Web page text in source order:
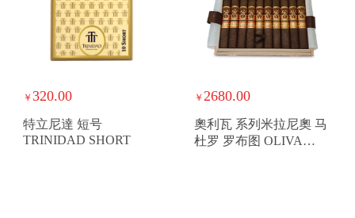
￥ 320.00
特立尼達 短号
TRINIDAD SHORT
￥ 2680.00
奧利瓦 系列米拉尼奧 马
杜罗 罗布图 OLIVA